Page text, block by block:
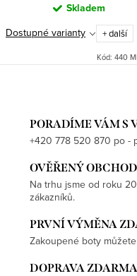
Skladem
Dostupné varianty
+ další
Kód: 440
PORADÍME VÁM S
+420 778 520 870 po -
OVĚŘENÝ OBCHOD
Na trhu jsme od roku
zákazníků.
PRVNÍ VÝMĚNA
Zakoupené boty
DOPRAVA ZDARMA